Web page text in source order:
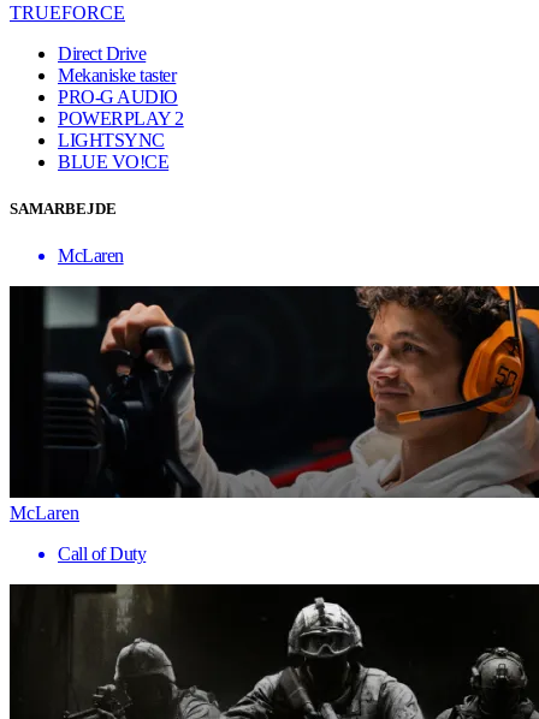
TRUEFORCE
Direct Drive
Mekaniske taster
PRO-G AUDIO
POWERPLAY 2
LIGHTSYNC
BLUE VO!CE
SAMARBEJDE
McLaren
McLaren
Call of Duty